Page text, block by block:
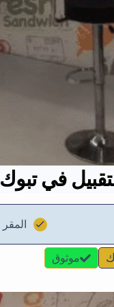
في
المقر
موثوق